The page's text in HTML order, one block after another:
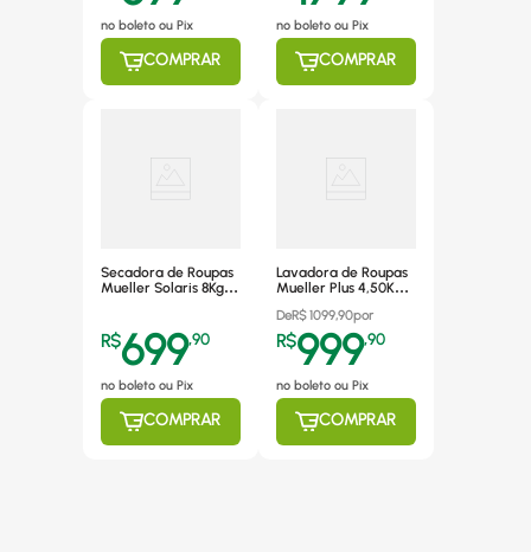
no boleto ou Pix
COMPRAR
Fosco
no boleto ou Pix
COMPRAR
Secadora de Roupas
Mueller Solaris 8Kg
R$699,90
no boleto ou Pix
COMPRAR
Lavadora de Roupas
Mueller Plus 4,50Kg,
Programas de
Lavagem, Branca -
220V
DeR$1099,90por
R$999,90
no boleto ou Pix
COMPRAR